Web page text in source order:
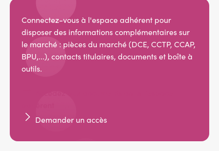
Connectez-vous à l'espace adhérent pour
disposer des informations complémentaires sur
le marché : pièces du marché (DCE, CCTP, CCAP,
BPU,...), contacts titulaires, documents et boîte à
outils.
Demander un accès